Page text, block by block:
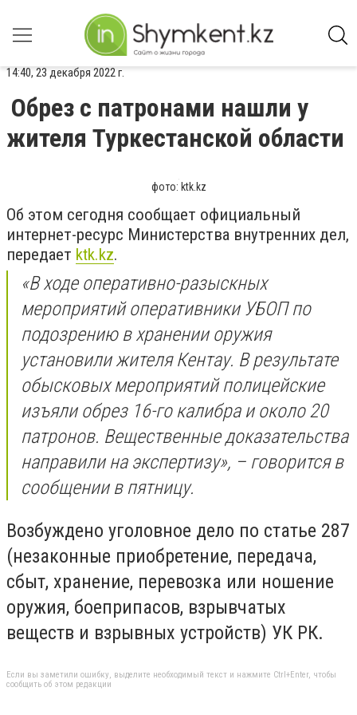
14:40, 23 декабря 2022 г.
Обрез с патронами нашли у
жителя Туркестанской области
фото: ktk.kz
Об этом сегодня сообщает официальный
интернет-ресурс Министерства внутренних дел,
передает ktk.kz.
«В ходе оперативно-разыскных
мероприятий оперативники УБОП по
подозрению в хранении оружия
установили жителя Кентау. В результате
обысковых мероприятий полицейские
изъяли обрез 16-го калибра и около 20
патронов. Вещественные доказательства
направили на экспертизу», – говорится в
сообщении в пятницу.
Возбуждено уголовное дело по статье 287
(незаконные приобретение, передача,
сбыт, хранение, перевозка или ношение
оружия, боеприпасов, взрывчатых
веществ и взрывных устройств) УК РК.
Если вы заметили ошибку, выделите необходимый текст и нажмите Ctrl+Enter, чтобы
сообщить об этом редакции